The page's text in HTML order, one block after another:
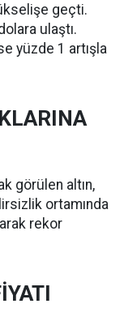
geçti.
ulaştı.
yüzde 1 artışla
görülen altın,
ortamında
rekor